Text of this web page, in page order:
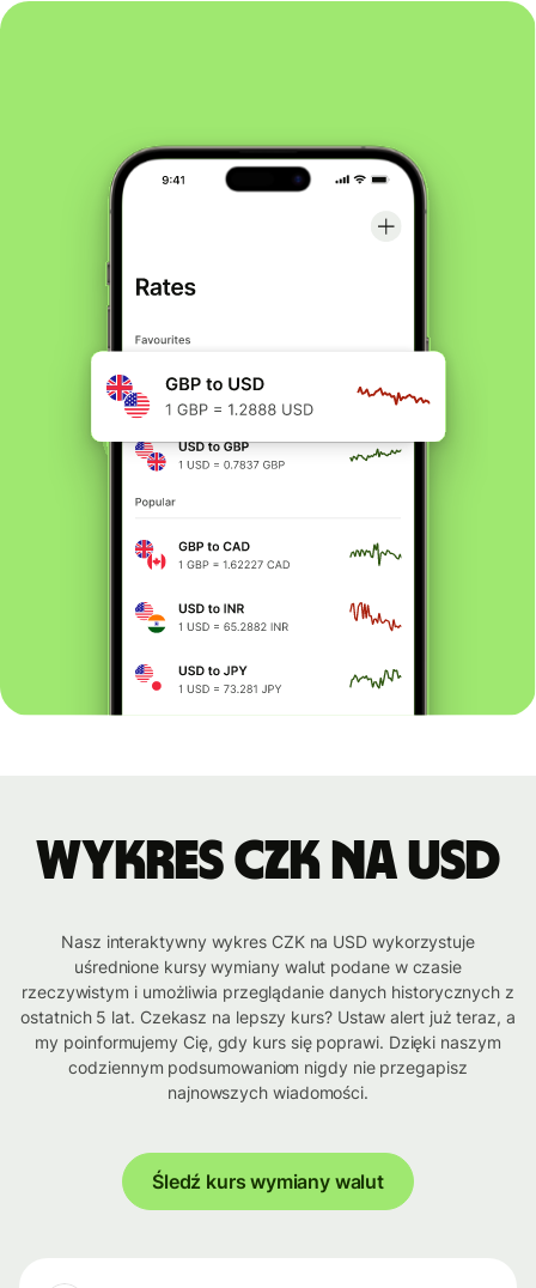
Wykres CZK na USD
Nasz interaktywny wykres CZK na USD wykorzystuje
uśrednione kursy wymiany walut podane w czasie
rzeczywistym i umożliwia przeglądanie danych historycznych z
ostatnich 5 lat. Czekasz na lepszy kurs? Ustaw alert już teraz, a
my poinformujemy Cię, gdy kurs się poprawi. Dzięki naszym
codziennym podsumowaniom nigdy nie przegapisz
najnowszych wiadomości.
Śledź kurs wymiany walut